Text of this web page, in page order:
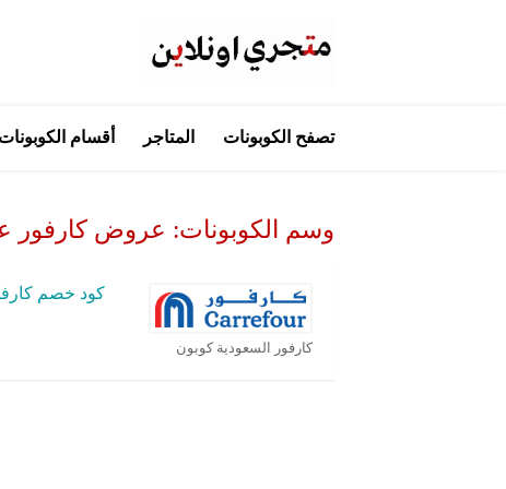
إلى
تصفح الكوبونات المتاجر أقسام الكوبونات
وسم الكوبونات: عروض كارفور
كارفور السعودية كوبون
كود خصم